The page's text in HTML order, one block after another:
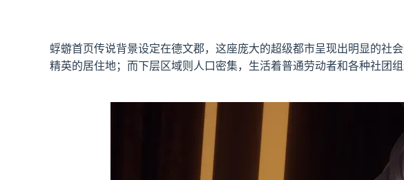
蜉蝣首页传说背景设定在德文郡，这座庞大的超级都市呈现出明显的社
精英的居住地；而下层区域则人口密集，生活着普通劳动者和各种社团